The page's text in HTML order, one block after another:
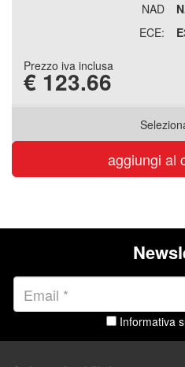
NAD
ECE:
Prezzo iva inclusa
€ 123.66
aggiungi al
Informativa